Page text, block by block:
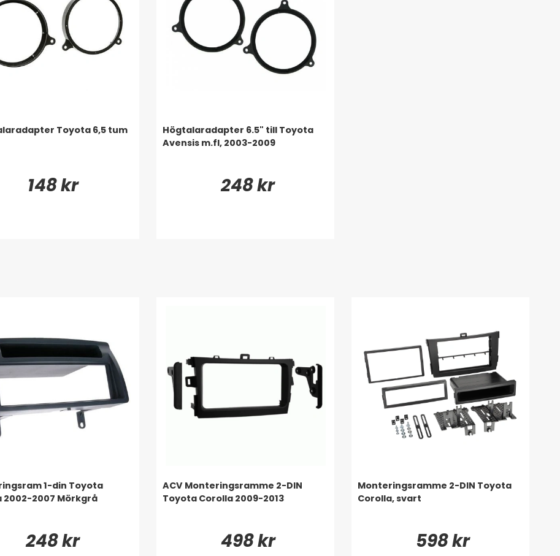
Toyota 6,5 tum
148 kr
Högtalaradapter 6.5" till Toyota
Avensis m.fl, 2003-2009
248 kr
1-din Toyota
2002-2007 Mörkgrå
248 kr
ACV Monteringsramme 2-DIN
Toyota Corolla 2009-2013
498 kr
Monteringsramme 2-DIN Toyota
Corolla, svart
598 kr